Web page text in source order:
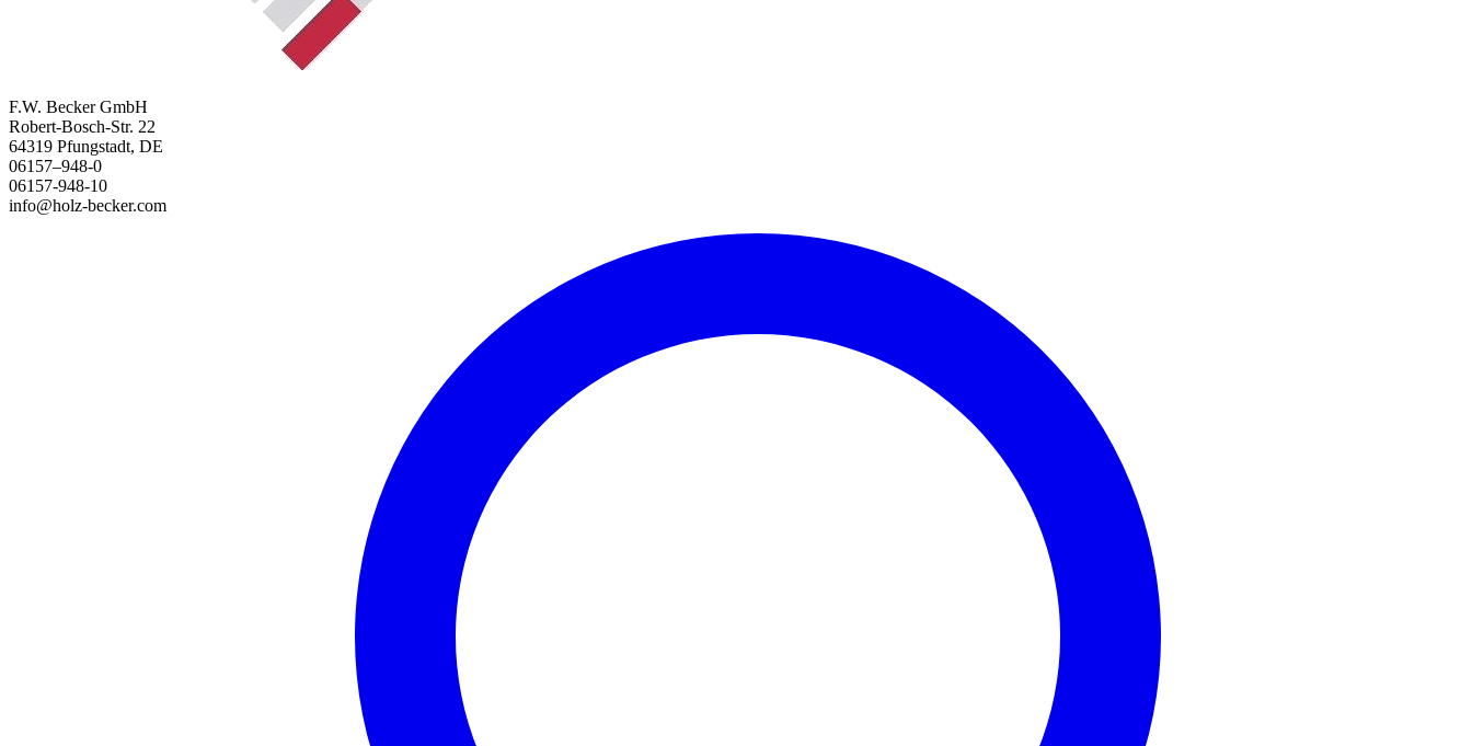
F.W. Becker GmbH
Robert-Bosch-Str. 22
64319 Pfungstadt, DE
06157–948-0
06157-948-10
info@holz-becker.com